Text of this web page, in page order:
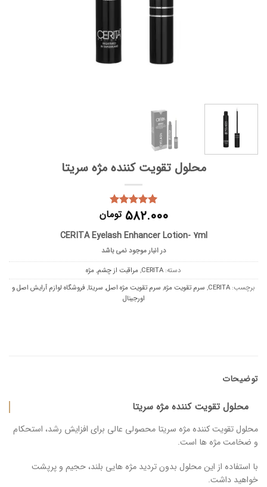
محلول تقویت کننده مژه سریتا
امتیاز5.00
از 5 امتیاز
1
مشتری
۵۸۲.۰۰۰ تومان
CERITA Eyelash Enhancer Lotion- 7ml
در انبار موجود نمی باشد
دسته: CERITA
,مراقبت از چشم,مژه
برچسب: CERITA
, سرم تقویت مژه, سرم تقویت مژه اصل, سریتا, فروشگاه لوازم آرایش اصل و
اورجینال
توضیحات
محلول تقویت کننده مژه سریتا
محلول تقویت کننده مژه سریتا محصولی عالی برای افزایش رشد، استحکام
و ضخامت مژه ها است.
با استفاده از این محلول بدون تردید مژه هایی بلند، حجیم و پرپشت
خواهید داشت.